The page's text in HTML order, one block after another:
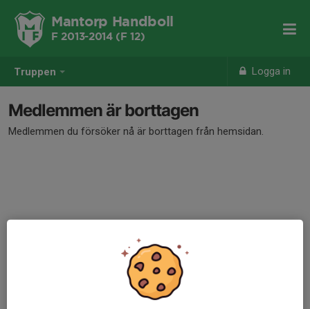
Truppen Logga in
Mantorp Handboll
F 2013-2014 (F 12)
Medlemmen är borttagen
Medlemmen du försöker nå är borttagen från hemsidan.